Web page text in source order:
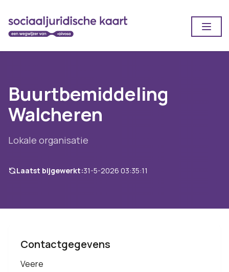
Buurtbemiddeling
Walcheren
Lokale organisatie
Laatst bijgewerkt:31-5-2026 03:35:11
Contactgegevens
Veere